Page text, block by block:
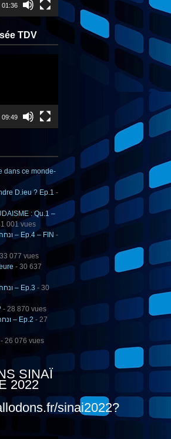
01:36
TDV
09:49
dans ce monde-
D.ieu ? Ep.1 -
: Qu.1 –
001 vues
MAAMAR : ‘ונחה עליו רוח הוי – Ep.4 – FIN -
077 vues
- 30 637
MAAMAR : ‘ונחה עליו רוח הוי – Ep.3 - 30
- 28 870 vues
MAAMAR: ‘ונחה עליו רוח הוי – Ep.2 - 27
- 26 076 vues
SINAÏ
2022
sinai2022?